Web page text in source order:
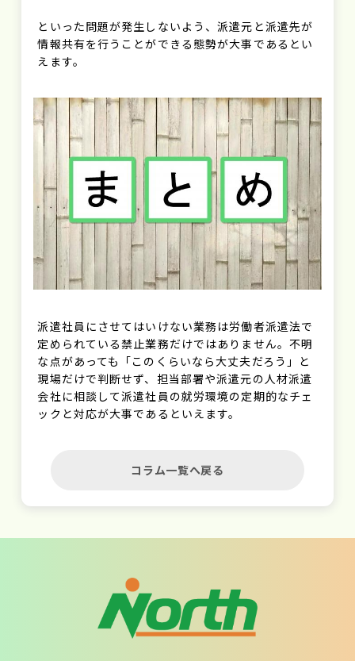
といった問題が発生しないよう、派遣元と派遣先が
情報共有を行うことができる態勢が大事であるとい
えます。
派遣社員にさせてはいけない業務は労働者派遣法で
定められている禁止業務だけではありません。不明
な点があっても「このくらいなら大丈夫だろう」と
現場だけで判断せず、担当部署や派遣元の人材派遣
会社に相談して派遣社員の就労環境の定期的なチェ
ックと対応が大事であるといえます。
コラム一覧へ戻る